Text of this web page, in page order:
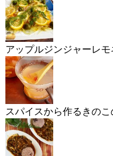
アップルジンジャーレモ
スパイスから作るきの